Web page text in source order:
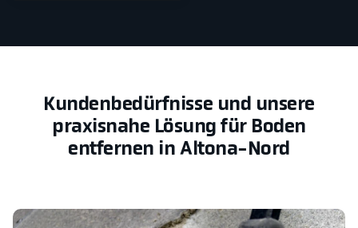
Kundenbedürfnisse und unsere
praxisnahe Lösung für Boden
entfernen in Altona-Nord